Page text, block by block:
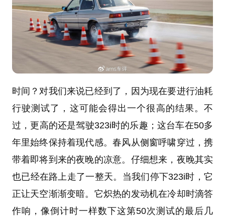
时间？对我们来说已经到了，因为现在要进行油耗
行驶测试了，这可能会得出一个很高的结果。不
过，更高的还是驾驶323i时的乐趣；这台车在50多
年里始终保持着现代感。春风从侧窗呼啸穿过，携
带着即将到来的夜晚的凉意。仔细想来，夜晚其实
也已经在路上走了一整天。当我们停下323i时，它
正让天空渐渐变暗。它炽热的发动机在冷却时滴答
作响，像倒计时一样数下这第50次测试的最后几